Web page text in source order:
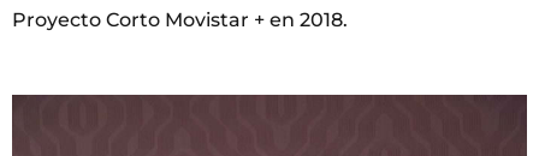
Proyecto Corto Movistar + en 2018.